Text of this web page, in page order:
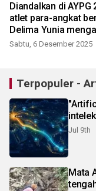
Diandalkan di AYPG
atlet para-angkat
Delima Yunia
terbebani
Sabtu, 6 Desember 2025
Terpopuler -
Jul 9th
Mata